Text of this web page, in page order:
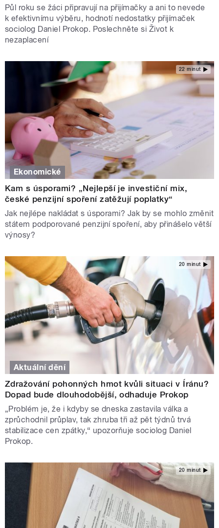
Půl roku se žáci připravují na přijímačky a ani to nevede
k efektivnímu výběru, hodnotí nedostatky přijímaček
sociolog Daniel Prokop. Poslechněte si Život k
nezaplacení
22 minut
Ekonomické
Kam s úsporami? „Nejlepší je investiční mix,
české penzijní spoření zatěžují poplatky“
Jak nejlépe nakládat s úsporami? Jak by se mohlo změnit
státem podporované penzijní spoření, aby přinášelo větší
výnosy?
20 minut
Aktuální dění
Zdražování pohonných hmot kvůli situaci v Íránu?
Dopad bude dlouhodobější, odhaduje Prokop
„Problém je, že i kdyby se dneska zastavila válka a
zprůchodnil průplav, tak zhruba tři až pět týdnů trvá
stabilizace cen zpátky,“ upozorňuje sociolog Daniel
Prokop.
20 minut